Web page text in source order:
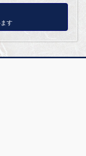
す